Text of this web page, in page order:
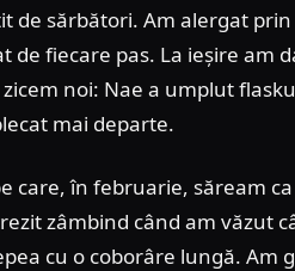
de sărbători. Am alergat
fiecare pas. La ieșire am
noi: Nae a umplut
mai departe.
care, în februarie, săream
zâmbind când am văzut
cu o coborâre lungă. Am